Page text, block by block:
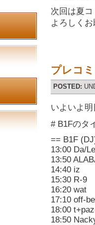
次回は夏
よろしく
プレコ
POSTED:
いよいよ
# B1Fのタ
== B1F
13:00 Da/Le
13:50
14:40 iz
15:30 R-9
16:20 wat
17:10 off-
18:00
18:50